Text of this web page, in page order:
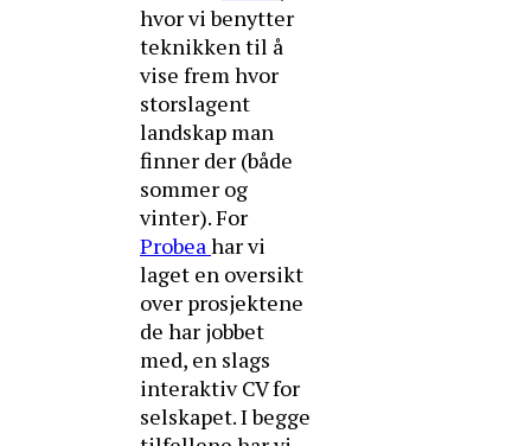
hvor vi benytter
teknikken til å
vise frem hvor
storslagent
landskap man
finner der (både
sommer og
vinter). For
Probea har vi
laget en oversikt
over prosjektene
de har jobbet
med, en slags
interaktiv CV for
selskapet. I begge